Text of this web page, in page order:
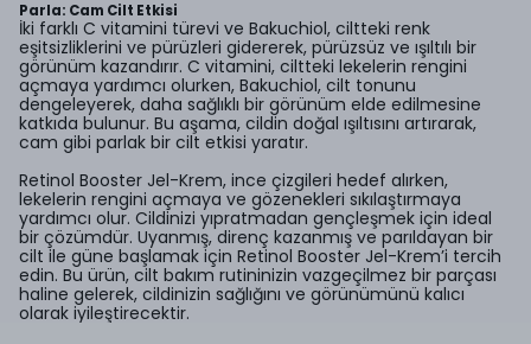
Parla: Cam Cilt Etkisi
İki farklı C vitamini türevi ve Bakuchiol, ciltteki renk
eşitsizliklerini ve pürüzleri gidererek, pürüzsüz ve ışıltılı bir
görünüm kazandırır. C vitamini, ciltteki lekelerin rengini
açmaya yardımcı olurken, Bakuchiol, cilt tonunu
dengeleyerek, daha sağlıklı bir görünüm elde edilmesine
katkıda bulunur. Bu aşama, cildin doğal ışıltısını artırarak,
cam gibi parlak bir cilt etkisi yaratır.
Retinol Booster Jel-Krem, ince çizgileri hedef alırken,
lekelerin rengini açmaya ve gözenekleri sıkılaştırmaya
yardımcı olur. Cildinizi yıpratmadan gençleşmek için ideal
bir çözümdür. Uyanmış, direnç kazanmış ve parıldayan bir
cilt ile güne başlamak için Retinol Booster Jel-Krem’i tercih
edin. Bu ürün, cilt bakım rutininizin vazgeçilmez bir parçası
haline gelerek, cildinizin sağlığını ve görünümünü kalıcı
olarak iyileştirecektir.